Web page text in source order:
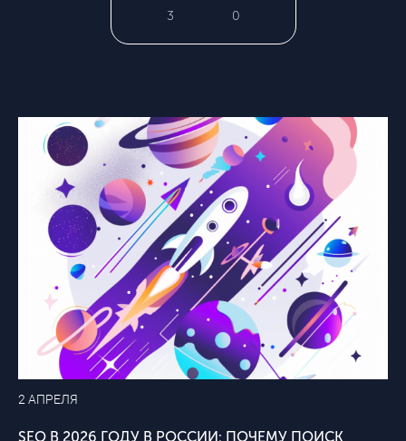
3 0
2 АПРЕЛЯ
SEO В 2026 ГОДУ В РОССИИ: ПОЧЕМУ ПОИСК